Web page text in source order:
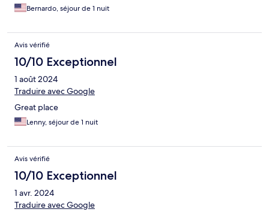
Bernardo, séjour de 1 nuit
Avis vérifié
10/10 Exceptionnel
1 août 2024
Traduire avec Google
Great place
Lenny, séjour de 1 nuit
Avis vérifié
10/10 Exceptionnel
1 avr. 2024
Traduire avec Google